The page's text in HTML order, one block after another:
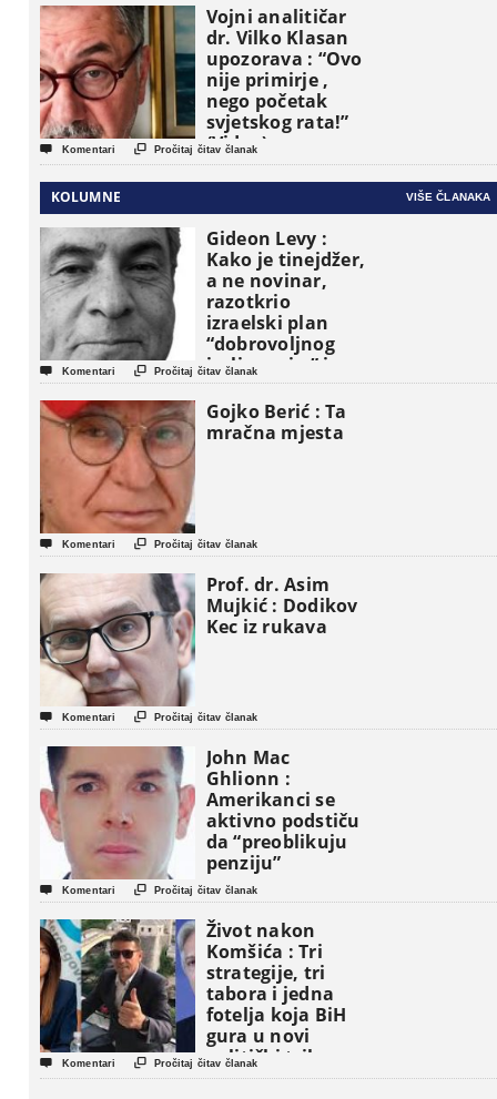
Vojni analitičar
dr. Vilko Klasan
upozorava : “Ovo
nije primirje ,
nego početak
svjetskog rata!”
(Video)
 Komentari  Pročitaj čitav članak
KOLUMNE VIŠE ČLANAKA
Gideon Levy :
Kako je tinejdžer,
a ne novinar,
razotkrio
izraelski plan
“dobrovoljnog
iseljavanja ” iz
Gaze
 Komentari  Pročitaj čitav članak
Gojko Berić : Ta
mračna mjesta
 Komentari  Pročitaj čitav članak
Prof. dr. Asim
Mujkić : Dodikov
Kec iz rukava
 Komentari  Pročitaj čitav članak
John Mac
Ghlionn :
Amerikanci se
aktivno podstiču
da “preoblikuju
penziju”
 Komentari  Pročitaj čitav članak
Život nakon
Komšića : Tri
strategije, tri
tabora i jedna
fotelja koja BiH
gura u novi
politički triler
 Komentari  Pročitaj čitav članak